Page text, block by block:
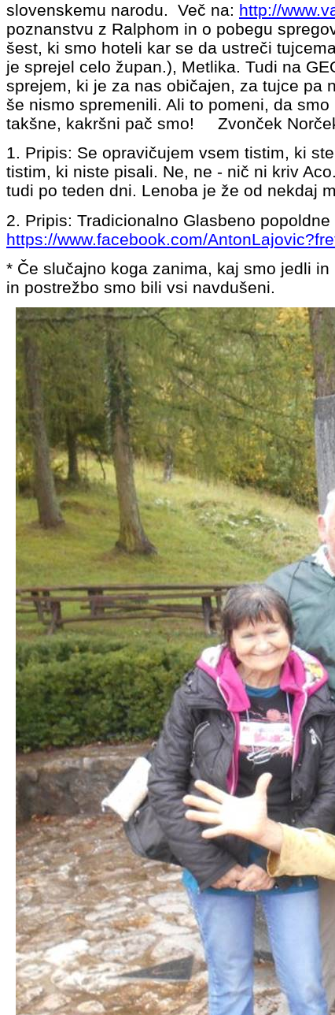
slovenskemu narodu. Več na: http://
poznanstvu z Ralphom in o pobegu
šest, ki smo hoteli kar se da ustreči
je sprejel celo župan.), Metlika. Tudi na
sprejem, ki je za nas običajen, za tujce pa
še nismo spremenili. Ali to pomeni, da
takšne, kakršni pač smo! Zvonček
1. Pripis: Se opravičujem vsem tistim, ki
tistim, ki niste pisali. Ne, ne - nič ni kriv Aco
tudi po teden dni. Lenoba je že od nekdaj
2. Pripis: Tradicionalno Glasbeno
https://www.facebook.com/
* Če slučajno koga zanima, kaj smo jedli
in postrežbo smo bili vsi navdušeni.